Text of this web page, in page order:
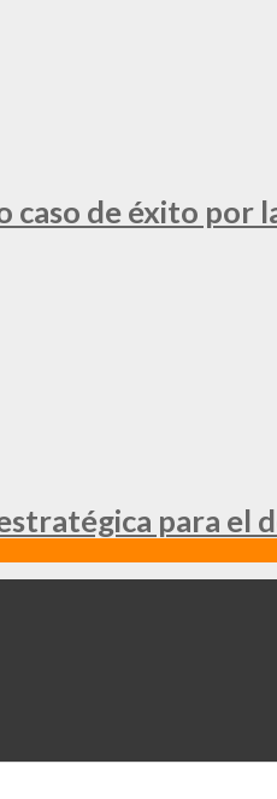
caso de éxito por
para el